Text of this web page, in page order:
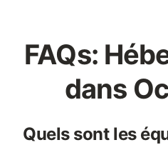
FAQs:
dans
Quels sont les